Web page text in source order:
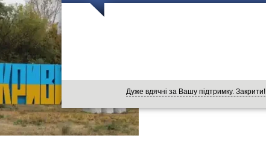
Дуже вдячні за Вашу підтримку. Закрити!